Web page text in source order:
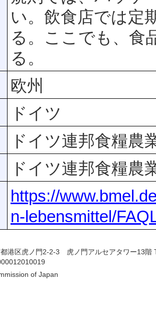
い。飲食店では定
る。ここでも、食
る。
欧州
ドイツ
ドイツ連邦食糧農
ドイツ連邦食糧農
https://
n-lebensmittel/
港区虎ノ門2-2-3 虎ノ門アルセアタワー13階
of Japan